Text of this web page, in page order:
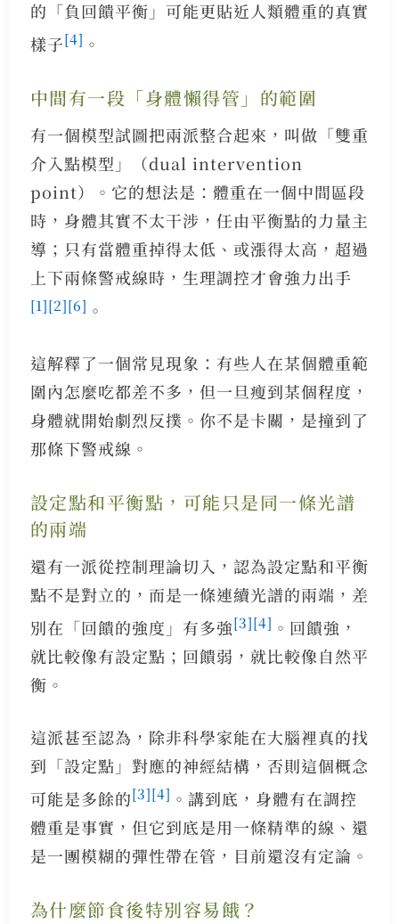
的「負回饋平衡」可能更貼近人類體重的真實
樣子[4] 。
中間有一段「身體懶得管」的範圍
有一個模型試圖把兩派整合起來，叫做「雙重
介入點模型」（dual intervention
point）。它的想法是：體重在一個中間區段
時，身體其實不太干涉，任由平衡點的力量主
導；只有當體重掉得太低、或漲得太高，超過
上下兩條警戒線時，生理調控才會強力出手
[1][2][6] 。
這解釋了一個常見現象：有些人在某個體重範
圍內怎麼吃都差不多，但一旦瘦到某個程度，
身體就開始劇烈反撲。你不是卡關，是撞到了
那條下警戒線。
設定點和平衡點，可能只是同一條光譜
的兩端
還有一派從控制理論切入，認為設定點和平衡
點不是對立的，而是一條連續光譜的兩端，差
別在「回饋的強度」有多強[3][4] 。回饋強，
就比較像有設定點；回饋弱，就比較像自然平
衡。
這派甚至認為，除非科學家能在大腦裡真的找
到「設定點」對應的神經結構，否則這個概念
可能是多餘的[3][4] 。講到底，身體有在調控
體重是事實，但它到底是用一條精準的線、還
是一團模糊的彈性帶在管，目前還沒有定論。
為什麼節食後特別容易餓？